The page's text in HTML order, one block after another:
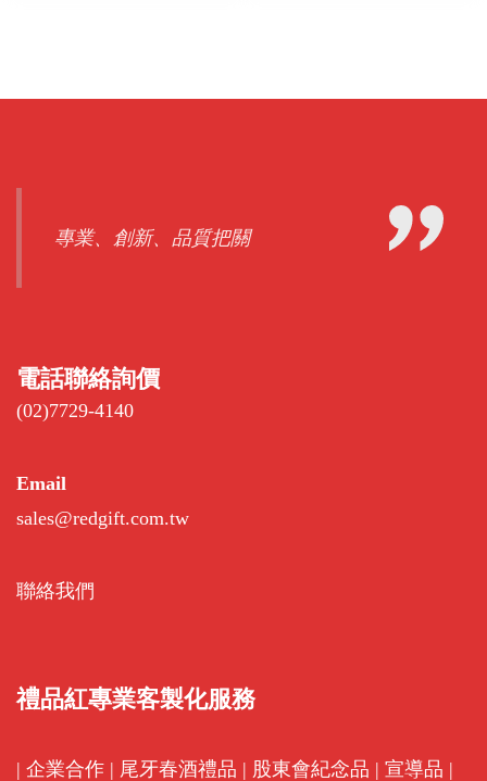
專業、創新、品質把關
電話聯絡詢價
(02)7729-4140
Email
sales@redgift.com.tw
聯絡我們
禮品紅專業客製化服務
| 企業合作 | 尾牙春酒禮品 | 股東會紀念品 | 宣導品 |